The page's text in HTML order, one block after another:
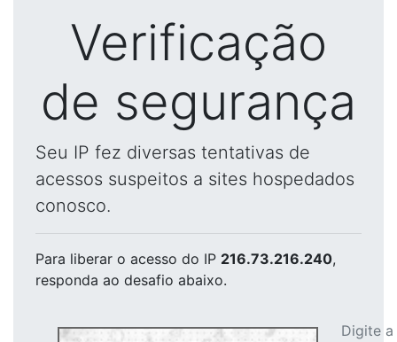
Verificação
de segurança
Seu IP fez diversas tentativas de
acessos suspeitos a sites hospedados
conosco.
Para liberar o acesso do IP 216.73.216.240,
responda ao desafio abaixo.
Digite